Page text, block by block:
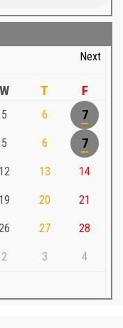
Next
W T F
5 6 7
5 6 7
12 13 14
19 20 21
27 28
2 3 4